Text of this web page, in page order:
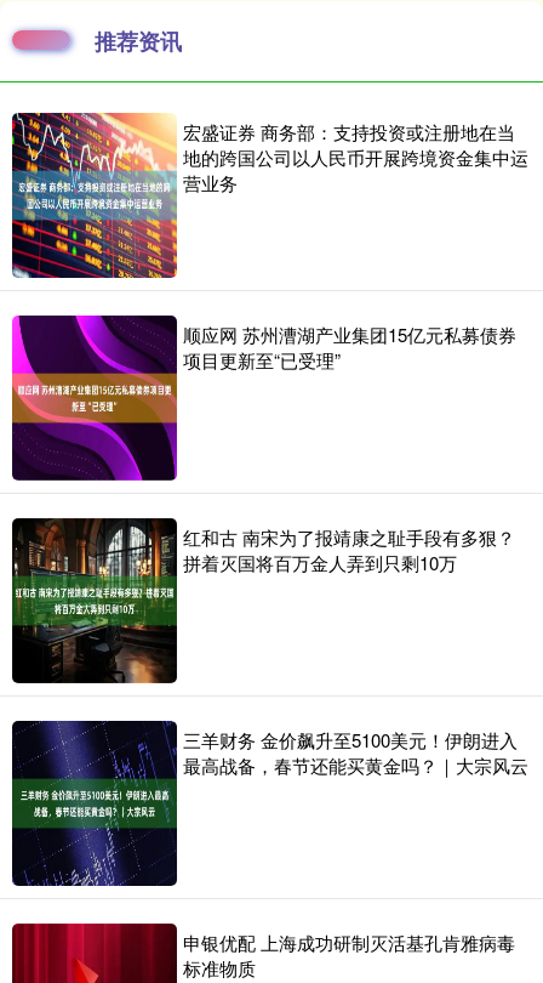
推荐资讯
宏盛证券 商务部：支持投资或注册地在当
地的跨国公司以人民币开展跨境资金集中运
营业务
顺应网 苏州漕湖产业集团15亿元私募债券
项目更新至“已受理”
红和古 南宋为了报靖康之耻手段有多狠？
拼着灭国将百万金人弄到只剩10万
三羊财务 金价飙升至5100美元！伊朗进入
最高战备，春节还能买黄金吗？｜大宗风云
申银优配 上海成功研制灭活基孔肯雅病毒
标准物质